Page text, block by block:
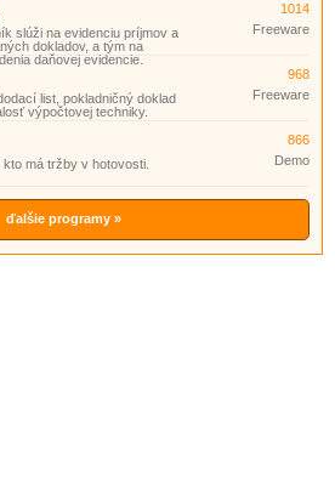
slúži na evidenciu príjmov a
dokladov, a tým na
daňovej evidencie.
1014
Freeware
list, pokladničný doklad
výpočtovej techniky.
968
Freeware
má tržby v hotovosti.
866
Demo
ďalšie programy »